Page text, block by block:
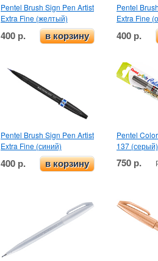
Pentel Brush Sign Pen Artist
Extra Fine (желтый)
400 р. в корзину
Pentel
Extra Fine
400 р.
Pentel Brush Sign Pen Artist
Extra Fine (синий)
400 р. в корзину
Pentel
137 (серый)
750 р.